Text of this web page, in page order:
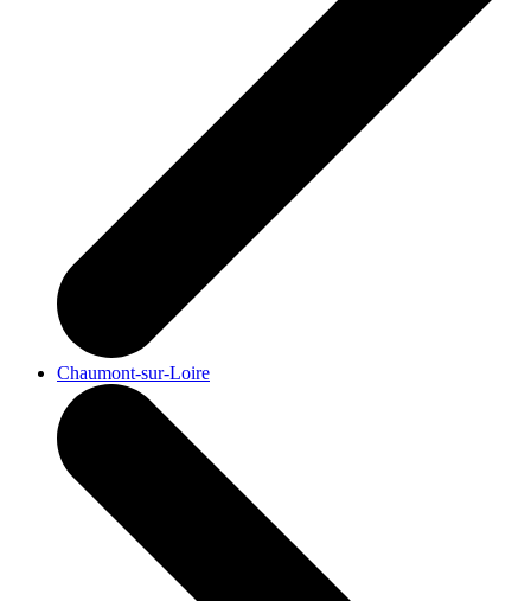
Chaumont-sur-Loire